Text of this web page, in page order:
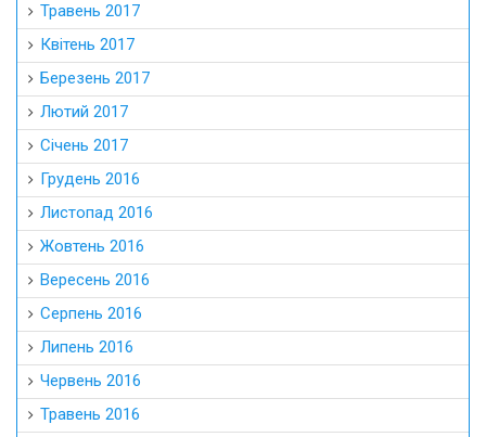
Травень 2017
Квітень 2017
Березень 2017
Лютий 2017
Січень 2017
Грудень 2016
Листопад 2016
Жовтень 2016
Вересень 2016
Серпень 2016
Липень 2016
Червень 2016
Травень 2016